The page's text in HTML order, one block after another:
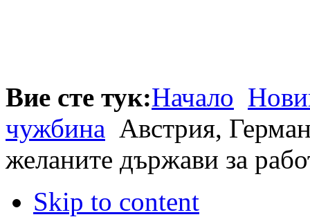
Вие сте тук:Начало
чужбина Австрия,
желаните държави за
Skip to content